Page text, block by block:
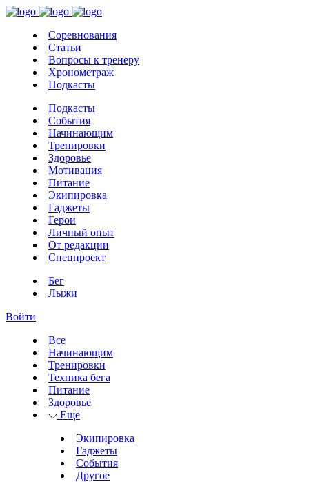
Соревнования
Статьи
Вопросы к тренеру
Хронометраж
Подкасты
Подкасты
События
Начинающим
Тренировки
Здоровье
Мотивация
Питание
Экипировка
Гаджеты
Герои
Личный опыт
От редакции
Спецпроект
Бег
Лыжи
Войти
Все
Начинающим
Тренировки
Техника бега
Питание
Здоровье
Еще
Экипировка
Гаджеты
События
Другое